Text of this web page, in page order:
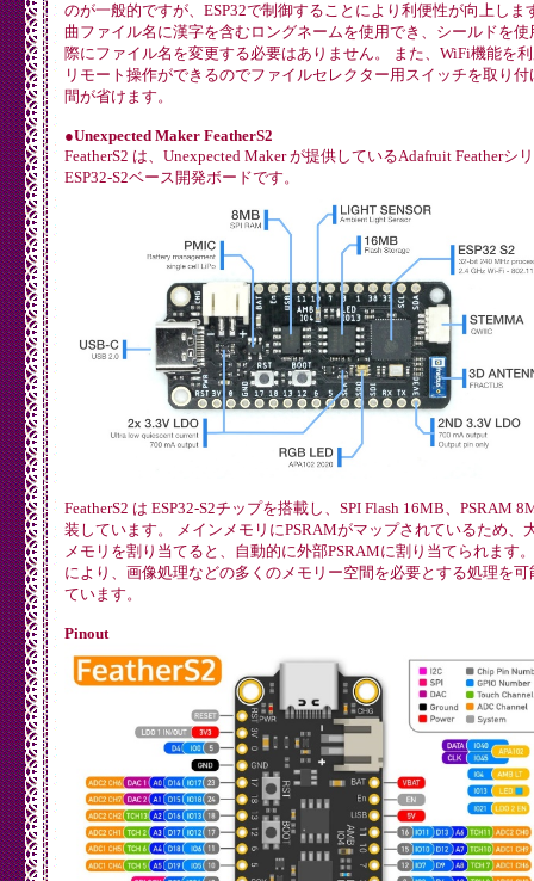
のが一般的ですが、ESP32で制御することにより利便性が向上しま
曲ファイル名に漢字を含むロングネームを使用でき、シールドを使
際にファイル名を変更する必要はありません。 また、WiFi機能を
リモート操作ができるのでファイルセレクター用スイッチを取り付
間が省けます。
●Unexpected Maker FeatherS2
FeatherS2 は、Unexpected Maker が提供しているAdafruit Featherシ
ESP32-S2ベース開発ボードです。
FeatherS2 は ESP32-S2チップを搭載し、SPI Flash 16MB、PSRAM
装しています。 メインメモリにPSRAMがマップされているため、
メモリを割り当てると、自動的に外部PSRAMに割り当てられます
により、画像処理などの多くのメモリー空間を必要とする処理を可
ています。
Pinout